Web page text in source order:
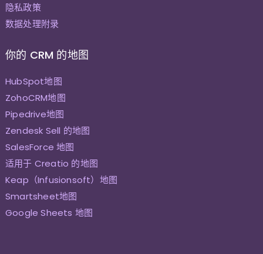
隐私政策
数据处理附录
你的 CRM 的地图
HubSpot地图
ZohoCRM地图
Pipedrive地图
Zendesk Sell 的地图
SalesForce 地图
适用于 Creatio 的地图
Keap（Infusionsoft）地图
Smartsheet地图
Google Sheets 地图